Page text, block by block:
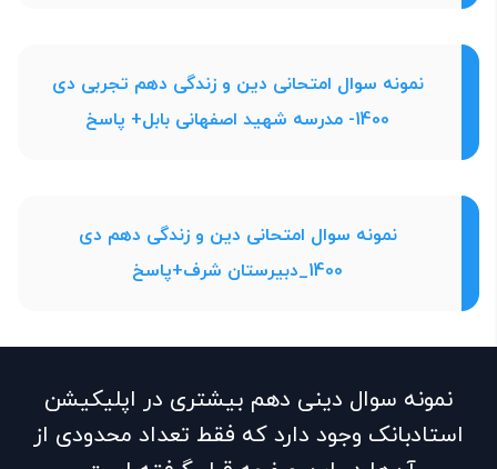
نمونه سوال امتحانی دین و زندگی دهم تجربی دی
1400- مدرسه شهید اصفهانی بابل+ پاسخ
نمونه سوال امتحانی دین و زندگی دهم دی
1400_دبیرستان شرف+پاسخ
نمونه سوال دینی دهم بیشتری در اپلیکیشن
استادبانک وجود دارد که فقط تعداد محدودی از